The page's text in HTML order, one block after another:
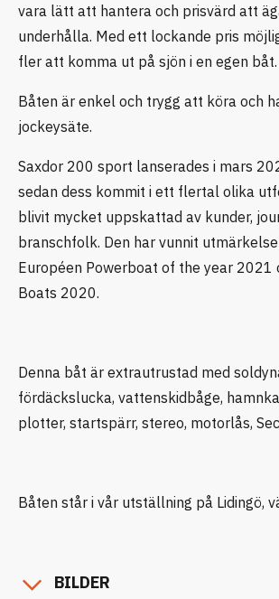
vara lätt att hantera och prisvärd att
underhålla. Med ett lockande pris
fler att komma ut på sjön i en egen båt.
Båten är enkel och trygg att köra och
jockeysäte.
Saxdor 200 sport lanserades i mars
sedan dess kommit i ett flertal olika
blivit mycket uppskattad av kunder,
branschfolk. Den har vunnit
Européen Powerboat of the year 2021
Boats 2020.
Denna båt är extrautrustad med
fördäckslucka, vattenskidbåge,
plotter, startspärr, stereo, motorlås,
Båten står i vår utställning på Lidingö,
BILDER